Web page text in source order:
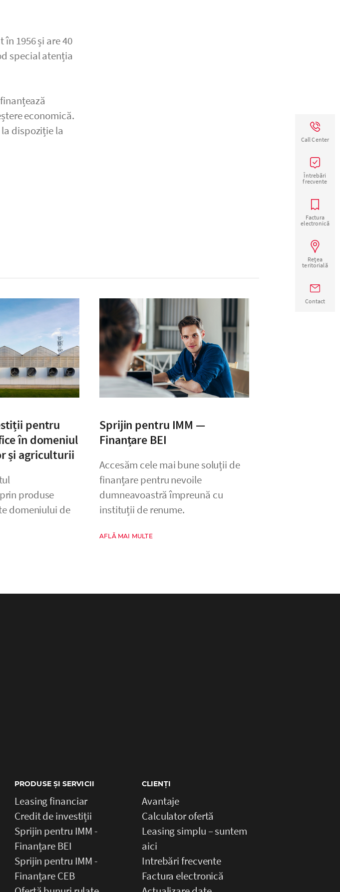
1956 și are 40
special atenția
economică.
dispoziție la
pentru
în domeniul
și agriculturii
produse
domeniului de
Sprijin pentru IMM —
Finanțare BEI
Accesăm cele mai bune soluții de
finanțare pentru nevoile
dumneavoastră împreună cu
instituții de renume.
AFLĂ MAI MULTE
Call Center
Întrebări
frecvente
Factura
electronică
Rețea
teritorială
Contact
PRODUSE ȘI SERVICII
Leasing financiar
Credit de investiții
Sprijin pentru IMM -
Finanțare BEI
Sprijin pentru IMM -
Finanțare CEB
CLIENȚI
Avantaje
Calculator ofertă
Leasing simplu – suntem
aici
Intrebări frecvente
Factura electronică